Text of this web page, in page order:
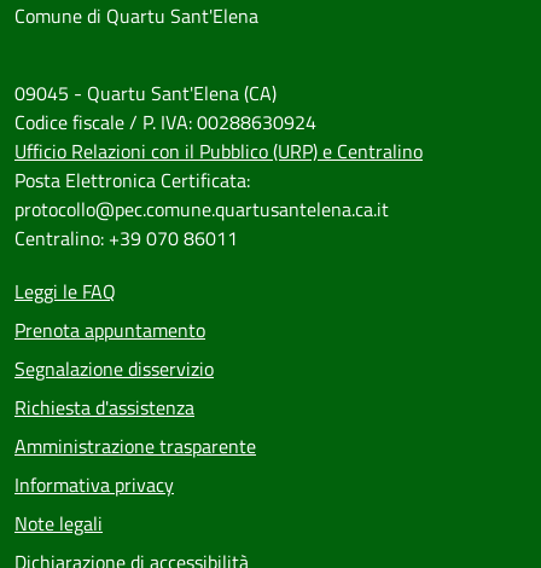
Comune di Quartu Sant'Elena
09045 - Quartu Sant'Elena (CA)
Codice fiscale / P. IVA: 00288630924
Ufficio Relazioni con il Pubblico (URP) e Centralino
Posta Elettronica Certificata:
protocollo@pec.comune.quartusantelena.ca.it
Centralino: +39 070 86011
Leggi le FAQ
Prenota appuntamento
Segnalazione disservizio
Richiesta d'assistenza
Amministrazione trasparente
Informativa privacy
Note legali
Dichiarazione di accessibilità